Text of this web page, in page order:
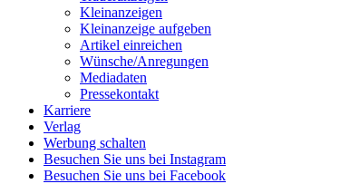
Kleinanzeigen
Kleinanzeige aufgeben
Artikel einreichen
Wünsche/Anregungen
Mediadaten
Pressekontakt
Karriere
Verlag
Werbung schalten
Besuchen Sie uns bei Instagram
Besuchen Sie uns bei Facebook